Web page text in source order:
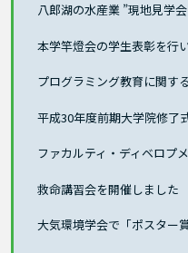
八郎湖の水産業 ”現地見学
本学竿燈会の学生表彰を行
プログラミング教育に関す
平成30年度前期大学院修了
ファカルティ・ディベロプ
救命講習会を開催しました
大気環境学会で「ポスター